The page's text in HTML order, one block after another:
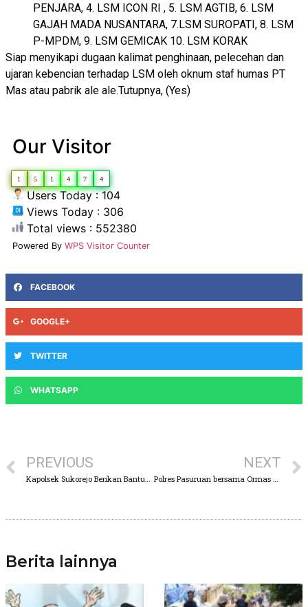
PENJARA, 4. LSM ICON RI , 5. LSM AGTIB, 6. LSM
GAJAH MADA NUSANTARA, 7.LSM SUROPATI, 8. LSM
P-MPDM, 9. LSM GEMICAK 10. LSM KORAK
Siap menyikapi dugaan kalimat penghinaan, pelecehan dan
ujaran kebencian terhadap LSM oleh oknum staf humas PT
Mas atau pabrik ale ale.Tutupnya, (Yes)
Our Visitor
1 5 1 4 7 4
Users Today : 104
Views Today : 306
Total views : 552380
Powered By WPS Visitor Counter
FACEBOOK
GOOGLE+
TWITTER
WHATSAPP
PREVIOUS NEXT
Berita lainnya